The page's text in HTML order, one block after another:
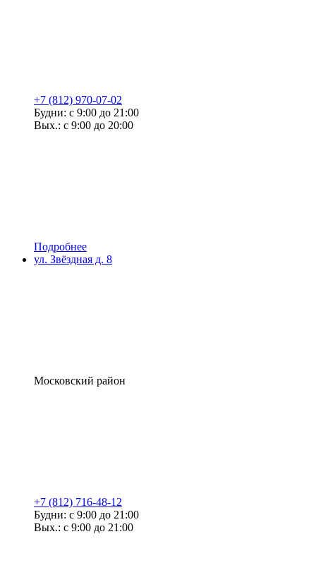
+7 (812) 970-07-02
Будни: с 9:00 до 21:00
Вых.: с 9:00 до 20:00
Подробнее
ул. Звёздная д. 8
Московский район
+7 (812) 716-48-12
Будни: с 9:00 до 21:00
Вых.: с 9:00 до 21:00